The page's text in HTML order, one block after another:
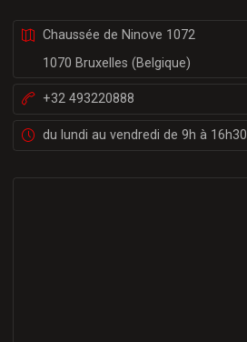
Chaussée de Ninove 1072
1070 Bruxelles (Belgique)
+32 493220888
du lundi au vendredi de 9h à 16h30